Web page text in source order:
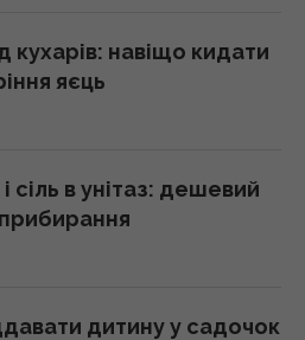
17 може подорожчати
відбувається
за посадку 11 тисяч
усі побачили
кухарів: навіщо кидати
яєць
сіль в унітаз: дешевий
дитину у садочок